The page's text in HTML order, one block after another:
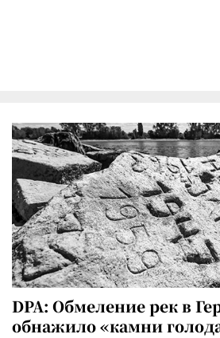
DPA: Обмеление рек в
обнажило «камни